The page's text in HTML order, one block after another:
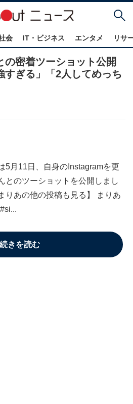
会 IT・ビジネス エンタメ リサ
の密着ツーショット公開
すぎる」「2人してめっち
5月11日、自身のInstagramを更
とのツーショットを公開しまし
りあの他の投稿も見る】 まりあ
続きを読む